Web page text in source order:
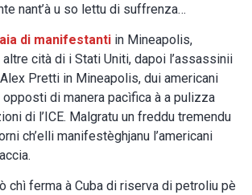
nant’à u so lettu di suffrenza…
di manifestanti in Mineapolis,
cità di i Stati Uniti, dapoi l’assassinii
Pretti in Mineapolis, dui americani
di manera pacìfica à a pulizza
di l’ICE. Malgratu un freddu tremendu
ch’elli manifestèghjanu l’americani
chì ferma à Cuba di riserva di petroliu pè